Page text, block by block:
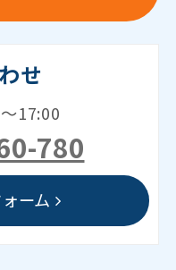
せ
17:00
780
ーム